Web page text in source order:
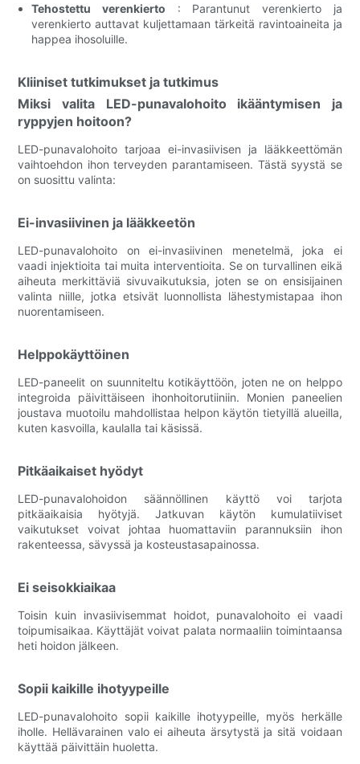
Tehostettu verenkierto : Parantunut verenkierto ja
verenkierto auttavat kuljettamaan tärkeitä ravintoaineita ja
happea ihosoluille.
Kliiniset tutkimukset ja tutkimus
Miksi valita LED-punavalohoito ikääntymisen ja
ryppyjen hoitoon?
LED-punavalohoito tarjoaa ei-invasiivisen ja lääkkeettömän
vaihtoehdon ihon terveyden parantamiseen. Tästä syystä se
on suosittu valinta:
Ei-invasiivinen ja lääkkeetön
LED-punavalohoito on ei-invasiivinen menetelmä, joka ei
vaadi injektioita tai muita interventioita. Se on turvallinen eikä
aiheuta merkittäviä sivuvaikutuksia, joten se on ensisijainen
valinta niille, jotka etsivät luonnollista lähestymistapaa ihon
nuorentamiseen.
Helppokäyttöinen
LED-paneelit on suunniteltu kotikäyttöön, joten ne on helppo
integroida päivittäiseen ihonhoitorutiiniin. Monien paneelien
joustava muotoilu mahdollistaa helpon käytön tietyillä alueilla,
kuten kasvoilla, kaulalla tai käsissä.
Pitkäaikaiset hyödyt
LED-punavalohoidon säännöllinen käyttö voi tarjota
pitkäaikaisia ​​hyötyjä. Jatkuvan käytön kumulatiiviset
vaikutukset voivat johtaa huomattaviin parannuksiin ihon
rakenteessa, sävyssä ja kosteustasapainossa.
Ei seisokkiaikaa
Toisin kuin invasiivisemmat hoidot, punavalohoito ei vaadi
toipumisaikaa. Käyttäjät voivat palata normaaliin toimintaansa
heti hoidon jälkeen.
Sopii kaikille ihotyypeille
LED-punavalohoito sopii kaikille ihotyypeille, myös herkälle
iholle. Hellävarainen valo ei aiheuta ärsytystä ja sitä voidaan
käyttää päivittäin huoletta.